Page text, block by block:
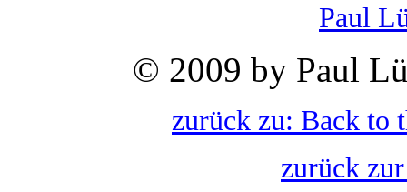
Paul
© 2009 by Paul
zurück zu: Back to
zurück